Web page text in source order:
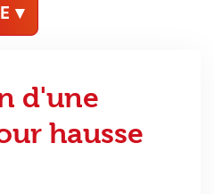
▾
d'une
hausse